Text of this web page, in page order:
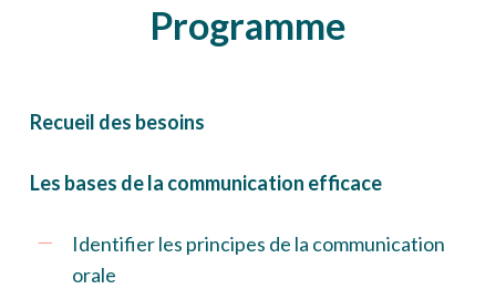
Programme
Recueil des besoins
Les bases de la communication efficace
Identifier les principes de la communication
orale